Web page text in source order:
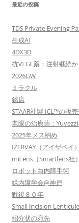
最近の投稿
TDS Private Evening
生成AI
4DX3D
抗VEGF薬：注射継続
2026GW
ミラクル
銘店
STAAR社製 ICL™の販
老眼の治療薬：Yuvezzi
2025年メス納め
IZERVAY（アイザベイ）
miLens（Smartlens社）
ロボット白内障手術
緑内障学会@神戸
戦後８０年
Small Incision
紹介状の宛先